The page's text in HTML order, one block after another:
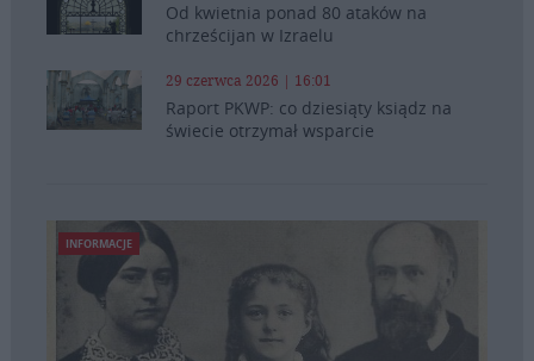
Od kwietnia ponad 80 ataków na
chrześcijan w Izraelu
29 czerwca 2026 | 16:01
Raport PKWP: co dziesiąty ksiądz na
świecie otrzymał wsparcie
INFORMACJE